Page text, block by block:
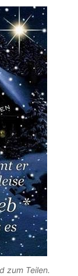
zum Teilen.